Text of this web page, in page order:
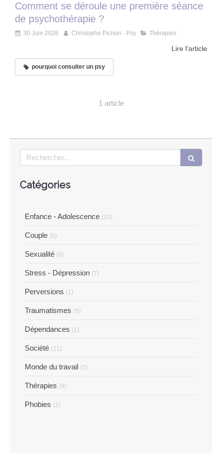
Comment se déroule une première séance
de psychothérapie ?
30 Juin 2026 Christophe Pichon - Psy Thérapies
Lire l'article
pourquoi consulter un psy
1 article
Rechercher
Catégories
Enfance - Adolescence (10)
Couple (5)
Sexualité (8)
Stress - Dépression (7)
Perversions (1)
Traumatismes (5)
Dépendances (1)
Société (11)
Monde du travail (2)
Thérapies (9)
Phobies (2)